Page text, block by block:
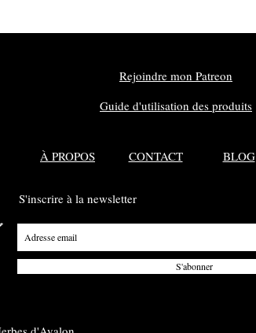
À PROPOS CONTACT BLOG
S'inscrire à la newsletter
S'abonner
Rejoindre mon Patreon
Guide d'utilisation des produits